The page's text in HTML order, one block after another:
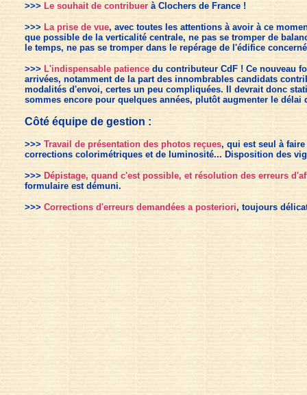
>>> Le souhait de contribuerà Clochers de France !
>>> La prise de vue, avec toutes les attentions à avoir à ce
que possible de la verticalité centrale, ne pas se tromper de
le temps, ne pas se tromper dans le repérage de l'édifice
>>> L'indispensable patiencedu contributeur CdF ! Ce nouveau
arrivées, notamment de la part des innombrables candidats
modalités d'envoi, certes un peu compliquées. Il devrait donc
sommes encore pour quelques années, plutôt augmenter le délai
Côté équipe de gestion :
>>> Travail de présentation des photos reçues, qui est seul à
corrections colorimétriques et de luminosité... Disposition des
>>> Dépistage, quand c'est possible, et résolution des erreurs
formulaire est démuni.
>>> Corrections d'erreurs demandées a posteriori, toujours